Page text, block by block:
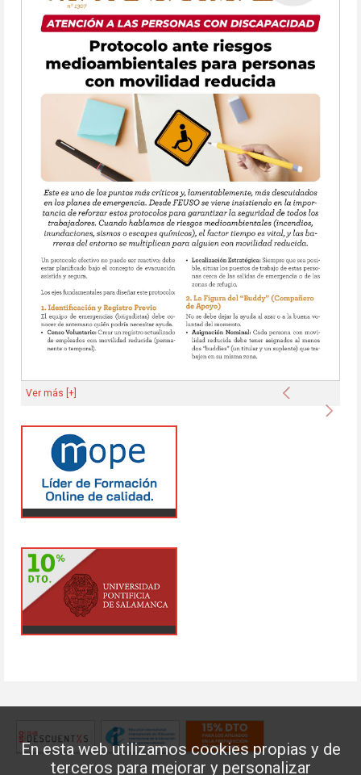
En esta web utilizamos cookies propias y de
terceros para mejorar y personalizar
Anterior
Ver más [+]